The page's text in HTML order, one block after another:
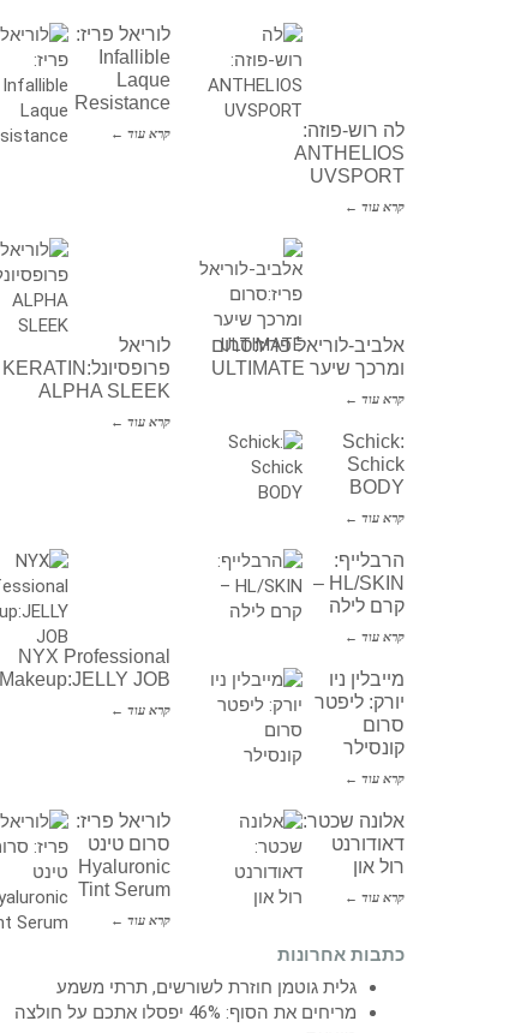
לוריאל פריז:
Infallible
Laque
Resistance
קרא עוד ←
לה רוש-פוזה:
ANTHELIOS
UVSPORT
קרא עוד ←
לוריאל
פרופסיונל:KERATIN
ALPHA SLEEK
קרא עוד ←
אלביב-לוריאל פריז:סרום
ומרכך שיער ULTIMATE
קרא עוד ←
Schick:
Schick
BODY
קרא עוד ←
NYX Professional
Makeup:JELLY JOB
קרא עוד ←
הרבלייף:
HL/SKIN –
קרם לילה
קרא עוד ←
מייבלין ניו
יורק: ליפטר
סרום
קונסילר
קרא עוד ←
לוריאל פריז:
סרום טינט
Hyaluronic
Tint Serum
קרא עוד ←
אלונה שכטר:
דאודורנט
רול און
קרא עוד ←
כתבות אחרונות
גלית גוטמן חוזרת לשורשים, תרתי משמע
מריחים את הסוף: 46% יפסלו אתכם על חולצה